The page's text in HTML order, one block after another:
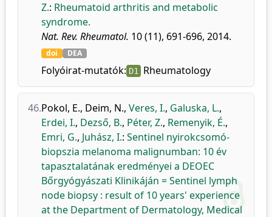
Z.: Rheumatoid arthritis and metabolic
syndrome.
Nat. Rev. Rheumatol. 10 (11), 691-696, 2014.
doi DEA
Folyóirat-mutatók: D1 Rheumatology
46.Pokol, E., Deim, N., Veres, I., Galuska, L.,
Erdei, I., Dezső, B., Péter, Z., Remenyik, É.,
Emri, G., Juhász, I.: Sentinel nyirokcsomó-
biopszia melanoma malignumban: 10 év
tapasztalatának eredményei a DEOEC
Bőrgyógyászati Klinikáján = Sentinel lymph
node biopsy : result of 10 years' experience
at the Department of Dermatology, Medical